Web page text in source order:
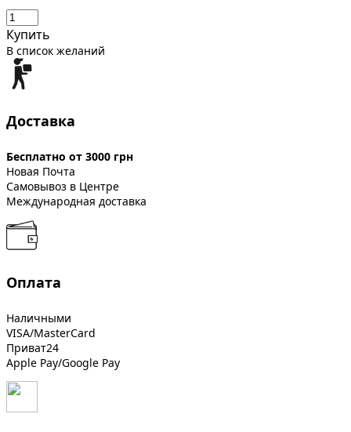
Купить
В список желаний
Доставка
Бесплатно от 3000 грн
Новая Почта
Самовывоз в Центре
Международная доставка
Оплата
Наличными
VISA/MasterCard
Приват24
Apple Pay/Google Pay